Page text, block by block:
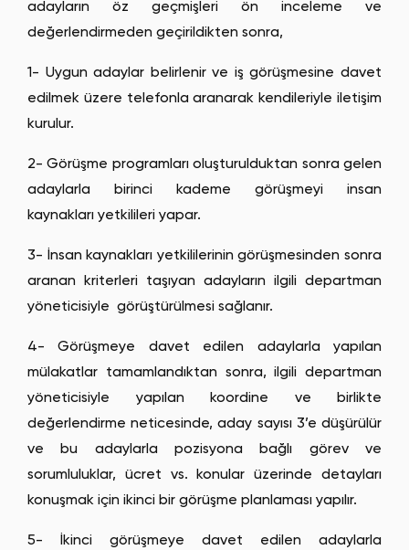
İşbirlikleri ve Birleşmeler:
veya birleşmeler aracılığıyla büyüme.
Çalışan Gelişimi:Çalışanların becerilerini
geliştirmeye odaklanarak şirket içi yetenekleri
artırma.
sorumlulukları içeren sürdürülebilirlik hedeflerine
odaklanma.
Ortak hedef belirleme
Takım odaklı ödüller
Eğitim ve gelişim imkânları
dünya arasındaki iletişim tarzı.
Çalışan Katılımı:Çalışanların kararlara katılım
düzeyi ve etkileşimi.
inovasyon ve değişime yaklaşımı.
Çalışma Ortamı:
Fiziksel ve sosyal çalışma
ortamı.
adayların öz geçmişleri ön inceleme ve
değerlendirmeden geçirildikten sonra,
1- Uygun adaylar belirlenir ve iş görüşmesine davet
edilmek üzere telefonla aranarak kendileriyle iletişim
kurulur.
2- Görüşme programları oluşturulduktan sonra gelen
adaylarla birinci kademe görüşmeyi insan
kaynakları yetkilileri yapar.
3- İnsan kaynakları yetkililerinin görüşmesinden sonra
aranan kriterleri taşıyan adayların ilgili departman
yöneticisiyle görüştürülmesi sağlanır.
4- Görüşmeye davet edilen adaylarla yapılan
mülakatlar tamamlandıktan sonra, ilgili departman
yöneticisiyle yapılan koordine ve birlikte
değerlendirme neticesinde, aday sayısı 3’e düşürülür
ve bu adaylarla pozisyona bağlı görev ve
sorumluluklar, ücret vs. konular üzerinde detayları
konuşmak için ikinci bir görüşme planlaması yapılır.
5- İkinci görüşmeye davet edilen adaylarla